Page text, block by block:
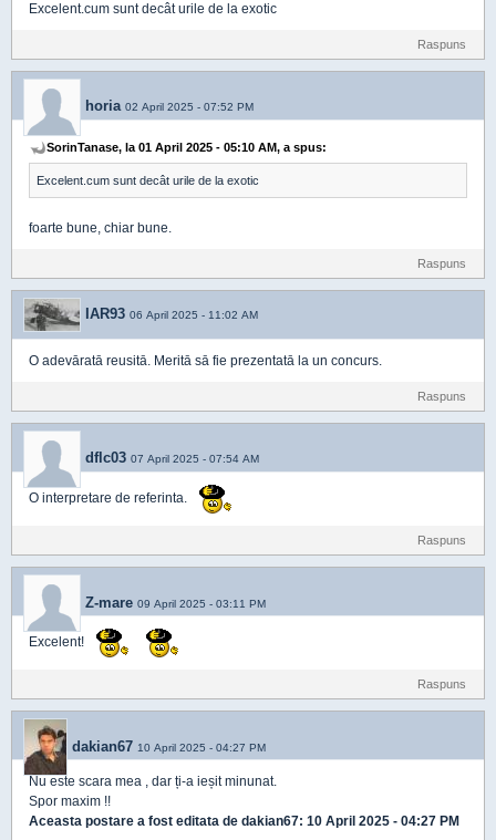
Excelent.cum sunt decât urile de la exotic
Raspuns
horia 02 April 2025 - 07:52 PM
SorinTanase, la 01 April 2025 - 05:10 AM, a spus:
Excelent.cum sunt decât urile de la exotic
foarte bune, chiar bune.
Raspuns
IAR93 06 April 2025 - 11:02 AM
O adevāratā reusitā. Meritā sā fie prezentatā la un concurs.
Raspuns
dflc03 07 April 2025 - 07:54 AM
O interpretare de referinta.
Raspuns
Z-mare 09 April 2025 - 03:11 PM
Excelent!
Raspuns
dakian67 10 April 2025 - 04:27 PM
Nu este scara mea , dar ți-a ieșit minunat.
Spor maxim !!
Aceasta postare a fost editata de dakian67: 10 April 2025 - 04:27 PM